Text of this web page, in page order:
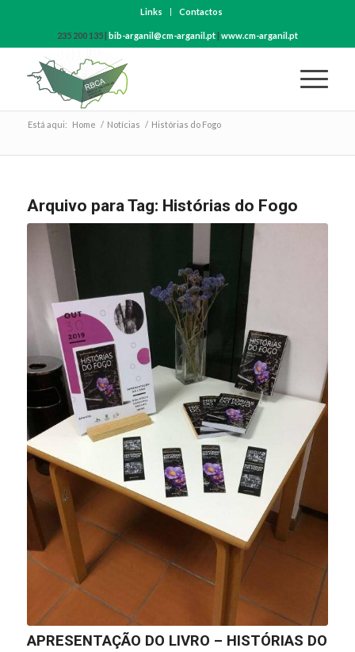
Links Contactos
235 200 135 | bib-arganil@cm-arganil.pt| www.cm-arganil.pt
Está aqui: Home / Notícias / Histórias do Fogo
Arquivo para Tag: Histórias do Fogo
APRESENTAÇÃO DO LIVRO – HISTÓRIAS DO